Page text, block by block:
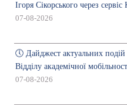
Ігоря Сікорського через
07-08-2026
🕔 Дайджест актуальних подій
Відділу академічної
07-08-2026